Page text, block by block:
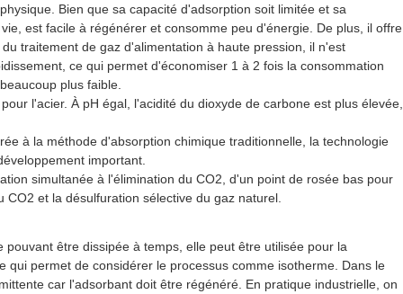
Bien que sa capacité d'adsorption soit limitée et sa
est facile à régénérer et consomme peu d'énergie. De plus, il offre
traitement de gaz d'alimentation à haute pression, il n'est
ce qui permet d'économiser 1 à 2 fois la consommation
plus faible.
l'acier. À pH égal, l'acidité du dioxyde de carbone est plus élevée,
à la méthode d'absorption chimique traditionnelle, la technologie
important.
simultanée à l'élimination du CO2, d'un point de rosée bas pour
et la désulfuration sélective du gaz naturel.
être dissipée à temps, elle peut être utilisée pour la
permet de considérer le processus comme isotherme. Dans le
car l'adsorbant doit être régénéré. En pratique industrielle, on